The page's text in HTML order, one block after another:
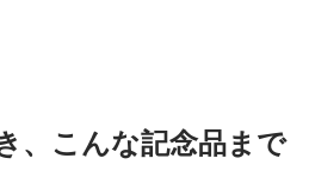
、こんな記念品まで